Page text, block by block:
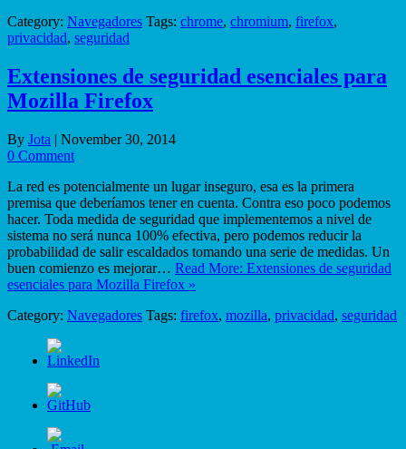
Category: Navegadores Tags: chrome, chromium, firefox,
privacidad, seguridad
Extensiones de seguridad esenciales para
Mozilla Firefox
By Jota | November 30, 2014
0 Comment
La red es potencialmente un lugar inseguro, esa es la primera
premisa que deberíamos tener en cuenta. Contra eso poco podemos
hacer. Toda medida de seguridad que implementemos a nivel de
sistema no será nunca 100% efectiva, pero podemos reducir la
probabilidad de salir escaldados tomando una serie de medidas. Un
buen comienzo es mejorar… Read More: Extensiones de seguridad
esenciales para Mozilla Firefox »
Category: Navegadores Tags: firefox, mozilla, privacidad, seguridad